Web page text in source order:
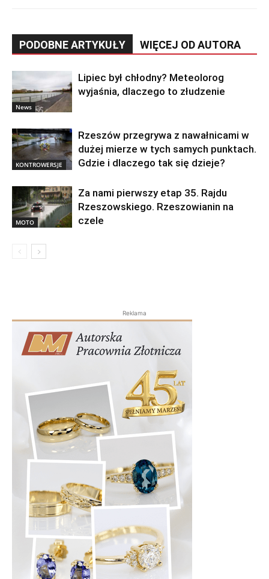
PODOBNE ARTYKUŁY WIĘCEJ OD AUTORA
News
Lipiec był chłodny? Meteolorog
wyjaśnia, dlaczego to złudzenie
KONTROWERSJE
Rzeszów przegrywa z nawałnicami w
dużej mierze w tych samych punktach.
Gdzie i dlaczego tak się dzieje?
MOTO
Za nami pierwszy etap 35. Rajdu
Rzeszowskiego. Rzeszowianin na
czele
Reklama